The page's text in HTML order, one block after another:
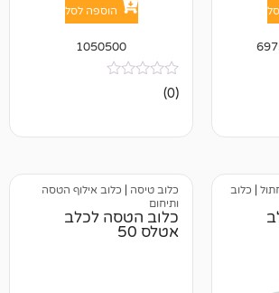
כלוב טיסה
כלוב אילוף הטסה
כלוב הטסה לכלב